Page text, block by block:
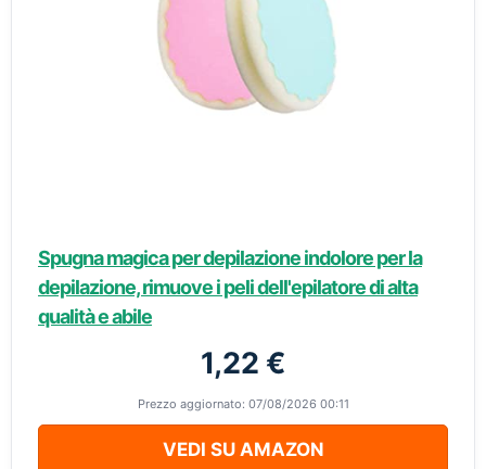
Spugna magica per depilazione indolore per la
depilazione, rimuove i peli dell'epilatore di alta
qualità e abile
1,22 €
Prezzo aggiornato: 07/08/2026 00:11
VEDI SU AMAZON